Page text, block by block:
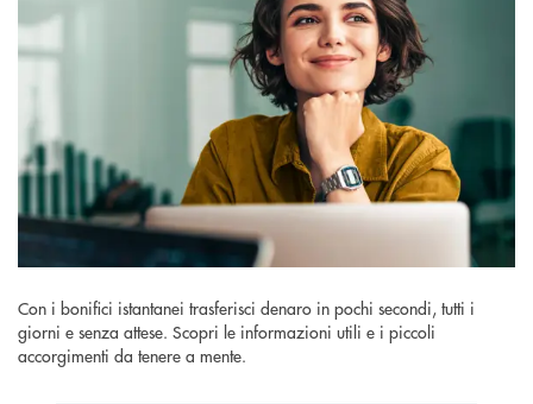
Con i bonifici istantanei trasferisci denaro in pochi secondi, tutti i
giorni e senza attese. Scopri le informazioni utili e i piccoli
accorgimenti da tenere a mente.